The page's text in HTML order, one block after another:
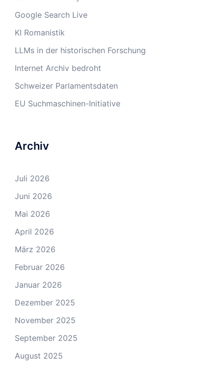
Google Search Live
KI Romanistik
LLMs in der historischen Forschung
Internet Archiv bedroht
Schweizer Parlamentsdaten
EU Suchmaschinen-Initiative
Archiv
Juli 2026
Juni 2026
Mai 2026
April 2026
März 2026
Februar 2026
Januar 2026
Dezember 2025
November 2025
September 2025
August 2025